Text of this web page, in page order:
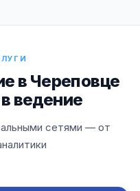
в Череповце
ведение
сетями — от